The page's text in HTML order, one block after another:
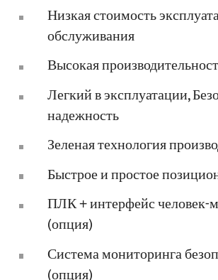
Низкая стоимость
обслуживания
Высокая
Легкий в эксплуатации,
надежность
Зеленая технология
Быстрое и простое
ПЛК + интерфейс человек-
(опция)
Система мониторинга
(опция)